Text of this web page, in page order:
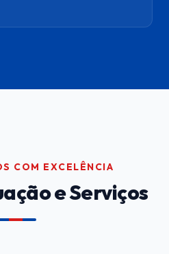
COM EXCELÊNCIA
e Serviços